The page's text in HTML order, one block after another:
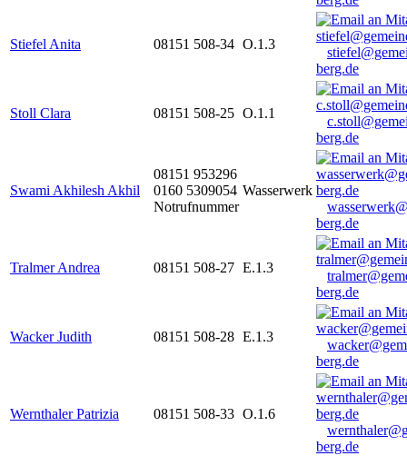
Stiefel Anita 08151 508-34 O.1.3
berg.de
Stoll Clara 08151 508-25 O.1.1
berg.de
Swami Akhilesh Akhil
08151 953296
0160 5309054
Notrufnummer
Wasserwerk
berg.de
Tralmer Andrea 08151 508-27 E.1.3
berg.de
Wacker Judith 08151 508-28 E.1.3
berg.de
Wernthaler Patrizia 08151 508-33 O.1.6
berg.de